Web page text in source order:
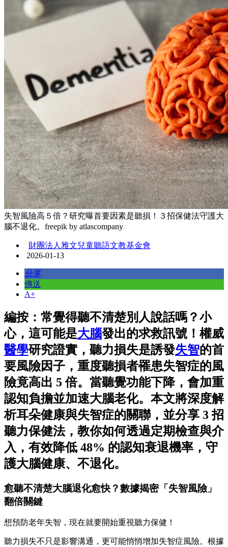
失智風險高５倍？研究曝首要因素是聽損！３招保健法守護大
腦不退化。freepik by atlascompany
財團法人雅文兒童聽語文教基金會
2026-01-13
分享
傳送
A+
編按：常覺得聽不清楚別人說話嗎？小
心，這可能是大腦發出的求救訊號！權威
醫學研究證實，聽力損失是誘發失智的首
要風險因子，重度聽損者罹患失智症的風
險竟高出 5 倍。當聽覺功能下降，會加重
認知負擔並加速大腦老化。本文將深度解
析耳朵健康與失智症的關聯，並分享 3 招
聽力保健法，教你如何透過定期檢查與介
入，有效降低 48% 的認知衰退機率，守
護大腦健康、不退化。
愈聽不清楚大腦退化愈快？數據揭密「失智風險」
翻倍關鍵
想預防老年失智，現在就要開始重視聽力保健！
聽力損失不只是影響溝通，更可能悄悄增加失智症風險。根據